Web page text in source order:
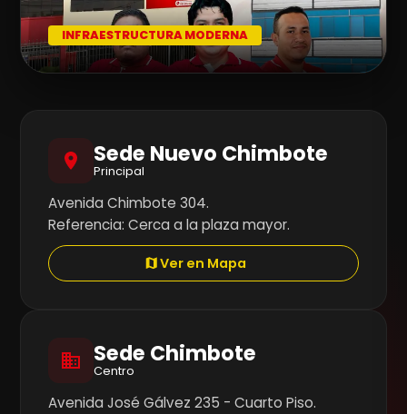
INFRAESTRUCTURA MODERNA
Sede Nuevo Chimbote
Principal
Avenida Chimbote 304.
Referencia: Cerca a la plaza mayor.
Ver en Mapa
Sede Chimbote
Centro
Avenida José Gálvez 235 - Cuarto Piso.